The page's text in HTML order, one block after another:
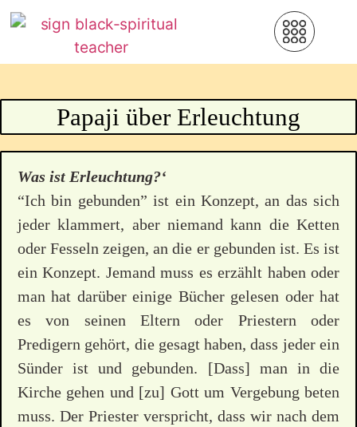
Papaji über Erleuchtung
Was ist Erleuchtung?‘
“Ich bin gebunden” ist ein Konzept, an das sich
jeder klammert, aber niemand kann die Ketten
oder Fesseln zeigen, an die er gebunden ist. Es ist
ein Konzept. Jemand muss es erzählt haben oder
man hat darüber einige Bücher gelesen oder hat
es von seinen Eltern oder Priestern oder
Predigern gehört, die gesagt haben, dass jeder ein
Sünder ist und gebunden. [Dass] man in die
Kirche gehen und [zu] Gott um Vergebung beten
muss. Der Priester verspricht, dass wir nach dem